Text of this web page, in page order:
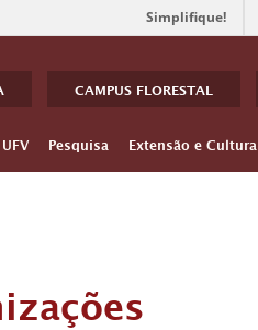
Simplifique!
CAMPUS FLORESTAL
Pesquisa Extensão e Cultura